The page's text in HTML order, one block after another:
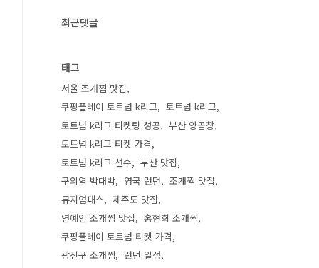
최근댓글
태그
서울 조개찜 맛집
쿠팡플레이 토트넘 k리그
토트넘 k리그
토트넘 k리그 티켓팅 성공
부산 양곱창
토트넘 k리그 티켓 가격
토트넘 k리그 선수
부산 맛집
구의역 박대박
영국 런던
조개찜 맛집
뮤지엄패스
제주도 맛집
연예인 조개찜 맛집
홍현희 조개찜
쿠팡플레이 토트넘 티켓 가격
광진구 조개찜
런던 일정